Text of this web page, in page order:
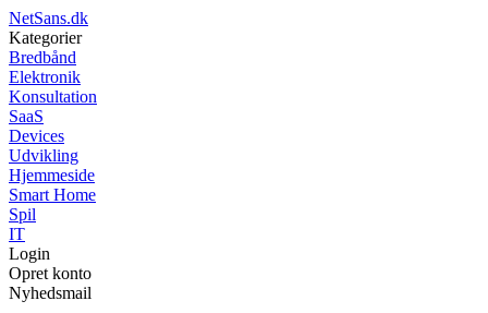
NetSans.dk
Kategorier
Bredbånd
Elektronik
Konsultation
SaaS
Devices
Udvikling
Hjemmeside
Smart Home
Spil
IT
Login
Opret konto
Nyhedsmail